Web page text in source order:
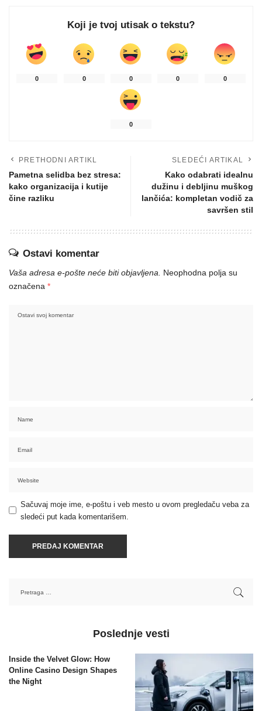
Koji je tvoj utisak o tekstu?
0 0 0 0 0
0
PRETHODNI ARTIKL
Pametna selidba bez stresa:
kako organizacija i kutije
čine razliku
SLEDEĆI ARTIKAL
Kako odabrati idealnu
dužinu i debljinu muškog
lančića: kompletan vodič za
savršen stil
Ostavi komentar
Vaša adresa e-pošte neće biti objavljena.
Neophodna polja su
označena *
Sačuvaj moje ime, e-poštu i veb mesto u ovom pregledaču veba za
sledeći put kada komentarišem.
Poslednje vesti
Inside the Velvet Glow: How
Online Casino Design Shapes
the Night